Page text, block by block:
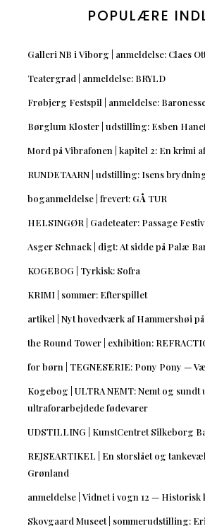
POPULÆRE
Galleri NB i Viborg | anmeldelse: Claes
Teatergrad | anmeldelse: BRYLD
Frøbjerg Festspil | anmeldelse:
Børglum Kloster | udstilling: Esben
Mord på Vibrafonen | kapitel 2: En krimi
RUNDETAARN | udstilling: Isens
boganmeldelse | frevert: GÅ TUR
HELSINGØR | Gadeteater: Passage
Asger Schnack | digt: At sidde på Palæ
KOGEBOG | Tyrkisk: Sofra
KRIMI | sommer: Efterspillet
artikel | Nyt hovedværk af Hammershøi
the Round Tower | exhibition:
for børn | TEGNESERIE: Pony Pony —
Kogebog | ULTRA NEMT: Nemt og sundt
ultraforarbejdede fødevarer
UDSTILLING | KunstCentret Silkeborg
REJSEARTIKEL | En storslået og
Grønland
anmeldelse | Vidnet i vogn 12 — Historisk
Skovgaard Museet | sommerudstilling: